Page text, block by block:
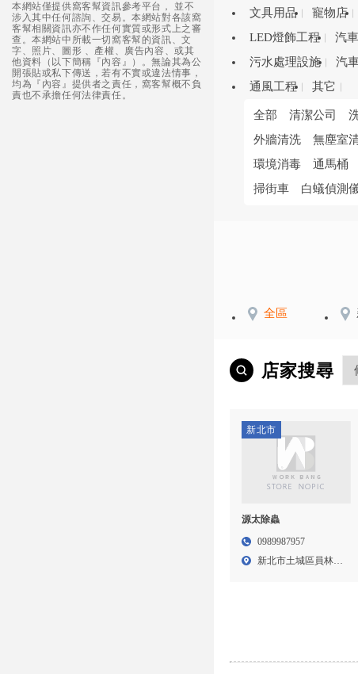
本網站僅提供窩客幫資訊參考平台， 並不
涉入其中任何諮詢、交易。本網站對各該窩
客幫相關資訊亦不作任何實質或形式上之審
查。本網站中所載一切窩客幫的資訊、文
字、照片、圖形 、產權、廣告內容、或其
他資料（以下簡稱『內容』）。無論其為公
開張貼或私下傳送，若有不實或違法情事，
均為『內容』提供者之責任，窩客幫概不負
責也不承擔任何法律責任。
文具用品
寵物店
LED燈飾工程
汽
污水處理設施
汽
通風工程
其它
全部 清潔公司
外牆清洗
無塵室
環境消毒
通馬桶
掃街車
白蟻偵測
全區
店家搜尋
新北市
源太除蟲
0989987957
新北市土城區員林里